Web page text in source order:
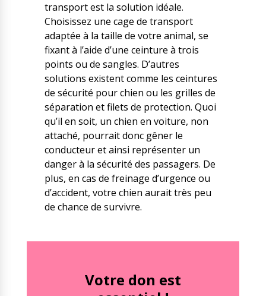
transport est la solution idéale.
Choisissez une cage de transport
adaptée à la taille de votre animal, se
fixant à l’aide d’une ceinture à trois
points ou de sangles. D’autres
solutions existent comme les ceintures
de sécurité pour chien ou les grilles de
séparation et filets de protection. Quoi
qu’il en soit, un chien en voiture, non
attaché, pourrait donc gêner le
conducteur et ainsi représenter un
danger à la sécurité des passagers. De
plus, en cas de freinage d’urgence ou
d’accident, votre chien aurait très peu
de chance de survivre.
Votre don est